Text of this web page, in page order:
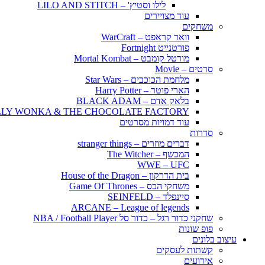
לילו וסטיץ' – LILO AND STITCH
עוד מצויירים
משחקים
וואר קראפט – WarCraft
פורטנייט Fortnight
מורטל קומבט – Mortal Kombat
סרטים – Movie
מלחמת הכוכבים – Star Wars
הארי פוטר – Harry Potter
בלאק אדם – BLACK ADAM
WONKA & THE CHOCOLATE FACTORY
עוד דמויות מסרטים
סדרות
דברים מוזרים – stranger things
המכשף – The Witcher
WWE – UFC
בית הדרקון – House of the Dragon
משחקי הכס – Game Of Thrones
סיינפלד – SEINFELD
ARCANE – League of legends
שחקני כדור רגל – כדור סל NBA / Football Player
פופ שונות
עיצוב בלונים
קשתות לעסקים
אירועים